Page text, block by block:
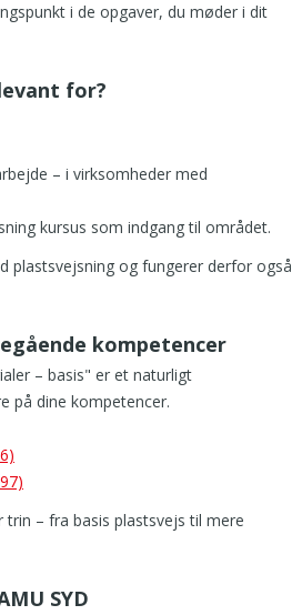
i de opgaver, du møder i dit
for?
– i virksomheder med
kursus som indgang til området.
plastsvejsning og fungerer derfor også
kompetencer
– basis" er et naturligt
på dine kompetencer.
– fra basis plastsvejs til mere
SYD